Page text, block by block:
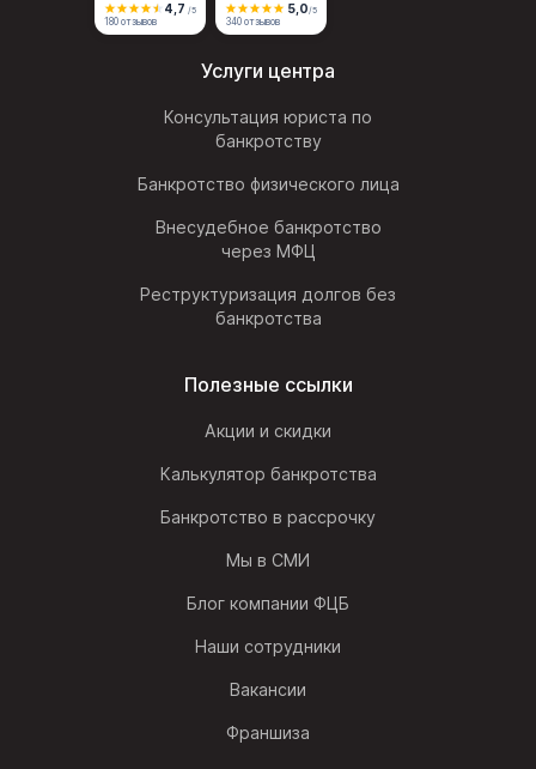
4,7 /5
180 отзывов
5,0/5
340 отзывов
Услуги центра
Консультация юриста по
банкротству
Банкротство физического лица
Внесудебное банкротство
через МФЦ
Реструктуризация долгов без
банкротства
Полезные ссылки
Акции и скидки
Калькулятор банкротства
Банкротство в рассрочку
Мы в СМИ
Блог компании ФЦБ
Наши сотрудники
Вакансии
Франшиза